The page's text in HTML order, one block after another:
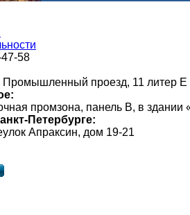
58
Промышленный проезд, 11 литер Е
промзона, панель В, в
Петербурге:
Апраксин, дом 19-21